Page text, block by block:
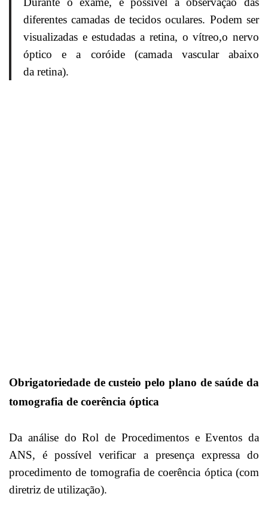
diferentes camadas de tecidos oculares. Podem ser
visualizadas e estudadas a retina, o vítreo,o nervo
óptico e a coróide (camada vascular abaixo
da retina).
Obrigatoriedade de custeio pelo plano de saúde da
tomografia de coerência óptica
Da análise do Rol de Procedimentos e Eventos da
ANS, é possível verificar a presença expressa do
procedimento de tomografia de coerência óptica (com
diretriz de utilização).